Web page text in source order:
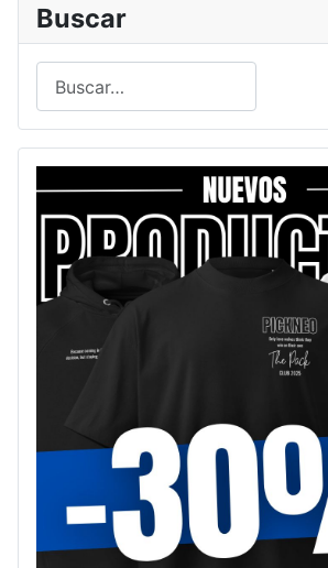
Buscar
Type 2 or more characters for